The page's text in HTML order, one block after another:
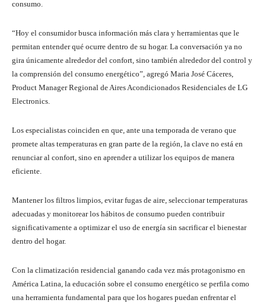
consumo.
“Hoy el consumidor busca información más clara y herramientas que le
permitan entender qué ocurre dentro de su hogar. La conversación ya no
gira únicamente alrededor del confort, sino también alrededor del control y
la comprensión del consumo energético”, agregó Maria José Cáceres,
Product Manager Regional de Aires Acondicionados Residenciales de LG
Electronics.
Los especialistas coinciden en que, ante una temporada de verano que
promete altas temperaturas en gran parte de la región, la clave no está en
renunciar al confort, sino en aprender a utilizar los equipos de manera
eficiente.
Mantener los filtros limpios, evitar fugas de aire, seleccionar temperaturas
adecuadas y monitorear los hábitos de consumo pueden contribuir
significativamente a optimizar el uso de energía sin sacrificar el bienestar
dentro del hogar.
Con la climatización residencial ganando cada vez más protagonismo en
América Latina, la educación sobre el consumo energético se perfila como
una herramienta fundamental para que los hogares puedan enfrentar el